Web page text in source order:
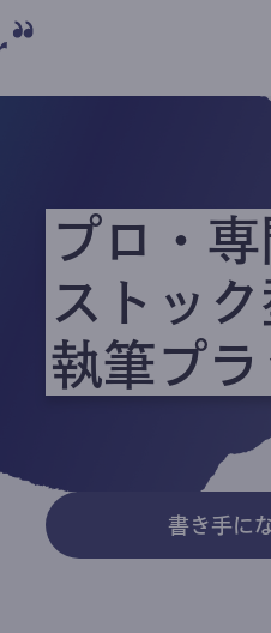
プロ・
ストック
執筆プ
書き手に